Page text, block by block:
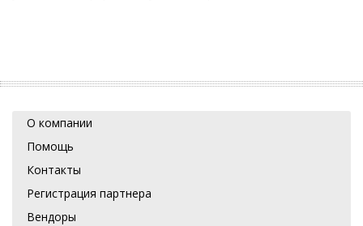
О компании
Помощь
Контакты
Регистрация партнера
Вендоры